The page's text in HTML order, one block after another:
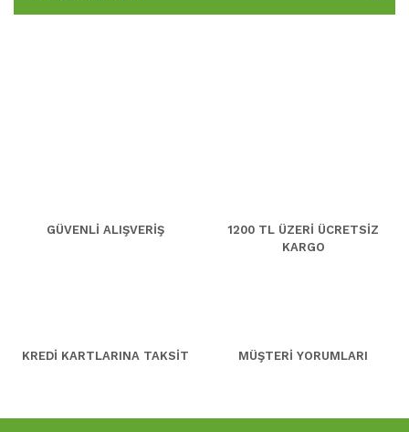
GÜVENLİ ALIŞVERİŞ
1200 TL ÜZERİ ÜCRETSİZ
KARGO
KREDİ KARTLARINA TAKSİT MÜŞTERİ YORUMLARI